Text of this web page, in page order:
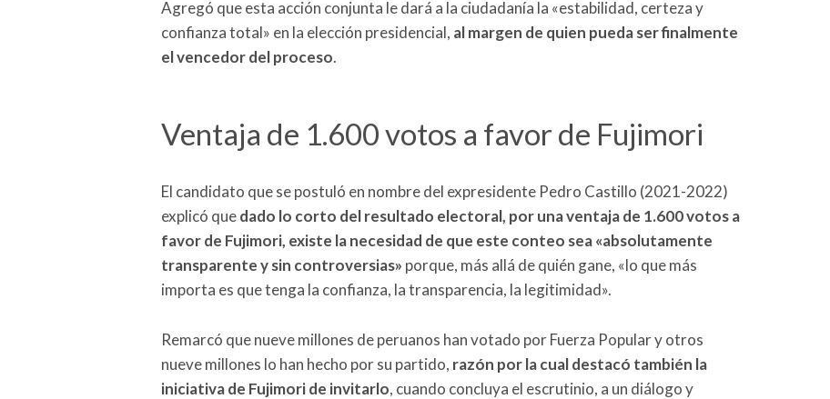
Agregó que esta acción conjunta le dará a la ciudadanía la «estabilidad, certeza y
confianza total» en la elección presidencial, al margen de quien pueda ser finalmente
el vencedor del proceso.
Ventaja de 1.600 votos a favor de Fujimori
El candidato que se postuló en nombre del expresidente Pedro Castillo (2021-2022)
explicó quedado lo corto del resultado electoral, por una ventaja de 1.600 votos a
favor de Fujimori, existe la necesidad de que este conteo sea «absolutamente
transparente y sin controversias» porque, más allá de quién gane, «lo que más
importa es que tenga la confianza, la transparencia, la legitimidad».
Remarcó que nueve millones de peruanos han votado por Fuerza Popular y otros
nueve millones lo han hecho por su partido, razón por la cual destacó también la
iniciativa de Fujimori de invitarlo, cuando concluya el escrutinio, a un diálogo y